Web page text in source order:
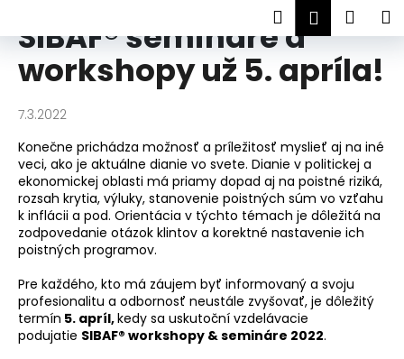
obsah
Hľadať
SIBAF® semináre a
workshopy už 5. apríla!
7.3.2022
Konečne prichádza možnosť a príležitosť myslieť aj na iné
veci, ako je aktuálne dianie vo svete. Dianie v politickej a
ekonomickej oblasti má priamy dopad aj na poistné riziká,
rozsah krytia, výluky, stanovenie poistných súm vo vzťahu
k inflácii a pod. Orientácia v týchto témach je dôležitá na
zodpovedanie otázok klintov a korektné nastavenie ich
poistných programov.
Pre každého, kto má záujem byť informovaný a svoju
profesionalitu a odbornosť neustále zvyšovať, je dôležitý
termín 5. apríl,kedy sa uskutoční vzdelávacie
podujatie SIBAF® workshopy & semináre 2022.
o Späť
Späť
o
p
o
t
r
e
b
u
j
e